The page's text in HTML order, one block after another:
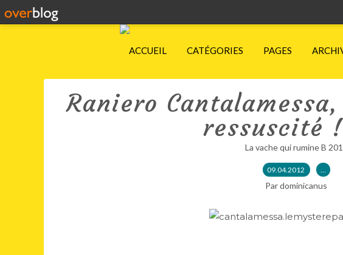
ACCUEIL CATÉGORIES PAGES
Raniero
ressuscité
La vache qui rumine B
09.04.2012 …
Par dominicanus